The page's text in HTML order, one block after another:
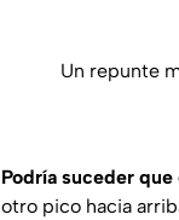
Un repunte
Podría suceder
otro pico hacia